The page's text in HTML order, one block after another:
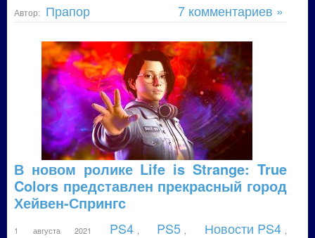
Автор: Прапор 7 комментариев »
В новом ролике Life is Strange: True
Colors представлен прекрасный город
Хейвен-Спрингс
1 августа 2021 PS4 PS5 Новости PS4